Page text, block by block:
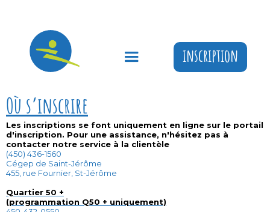
inscription
Où s’inscrire
Les inscriptions se font uniquement en ligne sur le portail
d'inscription. Pour une assistance, n'hésitez pas à
contacter notre service à la clientèle
(450) 436-1560
Cégep de Saint-Jérôme
455, rue Fournier, St-Jérôme
Quartier 50 +
(programmation Q50 + uniquement)